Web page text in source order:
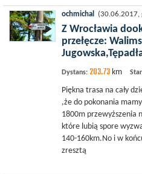
ochmichal (30.06.2017,
Z Wrocławia
przełęcze:
Dystans: 203.73 km
Piękna trasa na cały
,że do pokonania
1800m przewyższenia
które lubią spore
140-160km.No i w
zresztą